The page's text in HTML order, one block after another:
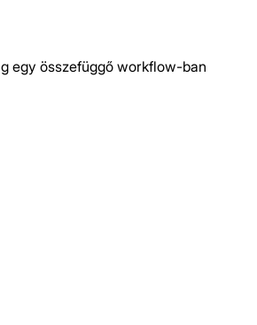
egy összefüggő workflow-ban